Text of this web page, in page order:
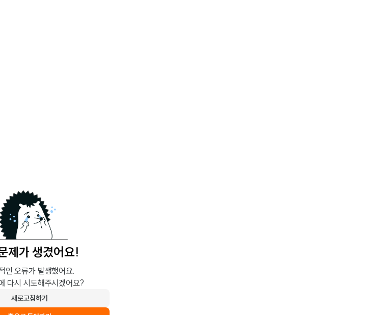
제가 생겼어요!
인 오류가 발생했어요.
다시 시도해주시겠어요?
새로고침하기